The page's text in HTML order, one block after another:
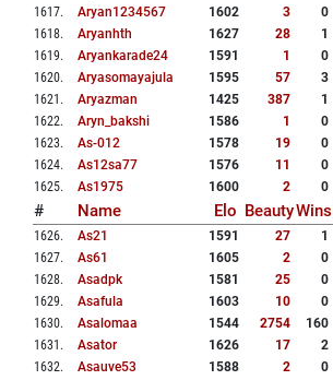
1617. Aryan1234567 1602 3
0
1618. Aryanhth 1627 28
1
1619. Aryankarade24 1591 1
0
1620. Aryasomayajula 1595 57
3
1621 . Aryazman 1425 387
1
1622. Aryn_bakshi 1586 1
0
1623. As-012 1578 19
0
1624. As12sa77 1576 11
0
1625. As1975 1600 2 0
# Name Elo BeautyWins
1626. As21 1591 27
1
1627. As61 1605 2
0
1628. Asadpk 1581 25
0
1629. Asafula 1603 10
0
1630. Asalomaa 1544 2754
160
1631 . Asator 1626 17
2
1632. Asauve53 1588 2
0